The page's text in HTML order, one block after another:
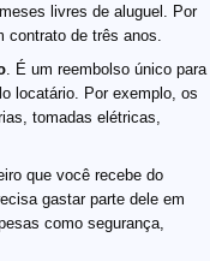
livres de aluguel. Por
de três anos.
. É um reembolso único para
locatário. Por exemplo, os
tomadas elétricas,
que você recebe do
gastar parte dele em
como segurança,